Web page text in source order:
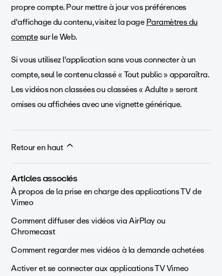
propre compte. Pour mettre à jour vos préférences
d'affichage du contenu, visitez la pageParamètres du
comptesur le Web.
Si vous utilisez l'application sans vous connecter à un
compte, seul le contenu classé « Tout public » apparaîtra.
Les vidéos non classées ou classées « Adulte » seront
omises ou affichées avec une vignette générique.
Retour en haut
Articles associés
À propos de la prise en charge des applications TV de
Vimeo
Comment diffuser des vidéos via AirPlay ou
Chromecast
Comment regarder mes vidéos à la demande achetées
Activer et se connecter aux applications TV Vimeo